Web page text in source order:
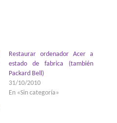
Restaurar ordenador Acer a
estado de fabrica (también
Packard Bell)
31/10/2010
En «Sin categoría»